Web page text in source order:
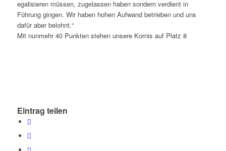
egalisieren müssen, zugelassen haben sondern verdient in
Führung gingen. Wir haben hohen Aufwand betrieben und uns
dafür aber belohnt.“
Mit nunmehr 40 Punkten stehen unsere Kornis auf Platz 8
Eintrag teilen